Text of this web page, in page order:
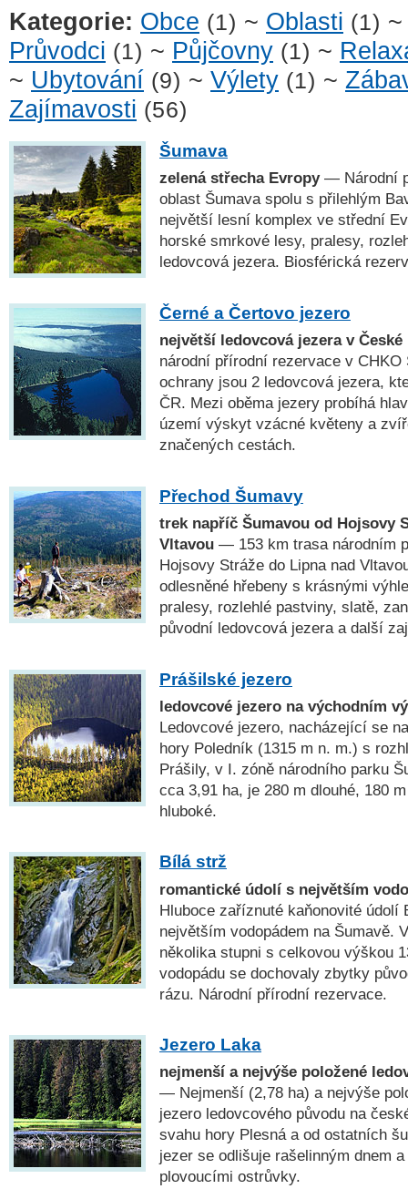
Kategorie: Obce (1) ~ Oblasti (1)
Průvodci (1) ~ Půjčovny (1) ~
~ Ubytování (9) ~ Výlety (1) ~
Zajímavosti (56)
Šumava
zelená střecha Evropy— Národní
oblast Šumava spolu s přilehlým
největší lesní komplex ve střední
horské smrkové lesy, pralesy,
ledovcová jezera. Biosférická
Černé a Čertovo jezero
největší ledovcová jezera v
národní přírodní rezervace v CHKO
ochrany jsou 2 ledovcová jezera,
ČR. Mezi oběma jezery probíhá
území výskyt vzácné květeny a
značených cestách.
Přechod Šumavy
trek napříč Šumavou od Hojsovy
Vltavou — 153 km trasa národním
Hojsovy Stráže do Lipna nad
odlesněné hřebeny s krásnými
pralesy, rozlehlé pastviny, slatě,
původní ledovcová jezera a další
Prášilské jezero
ledovcové jezero na východním
Ledovcové jezero, nacházející se
hory Poledník (1315 m n. m.) s
Prášily, v I. zóně národního parku
cca 3,91 ha, je 280 m dlouhé, 180
hluboké.
Bílá strž
romantické údolí s největším
Hluboce zaříznuté kaňonovité údolí
největším vodopádem na Šumavě.
několika stupni s celkovou výškou
vodopádu se dochovaly zbytky
rázu. Národní přírodní rezervace.
Jezero Laka
nejmenší a nejvýše položené
— Nejmenší (2,78 ha) a nejvýše
jezero ledovcového původu na
svahu hory Plesná a od ostatních
jezer se odlišuje rašelinným dnem
plovoucími ostrůvky.